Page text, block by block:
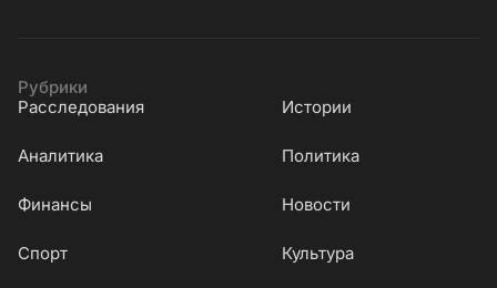
Рубрики
Расследования
Истории
Аналитика Политика
Финансы Новости
Cпорт Культура